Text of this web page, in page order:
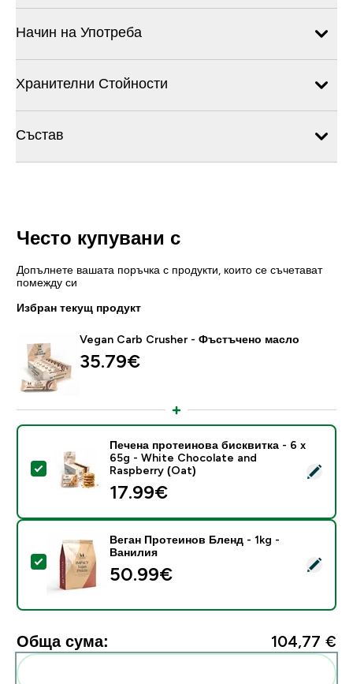
Начин на Употреба
Хранителни Стойности
Състав
Често купувани с
Допълнете вашата поръчка с продукти, които се съчетават
помежду си
Избран текущ продукт
Vegan Carb Crusher - Фъстъчено масло
35.79€‎
Select this product - Печена протеинова
Печена протеинова бисквитка - 6 x
65g - White Chocolate and
Raspberry (Oat)
17.99€‎
Select this product - Веган Протеинов Бленд - 1kg -
Веган Протеинов Бленд - 1kg -
Ванилия
50.99€‎
Обща сума: 104,77 €‎